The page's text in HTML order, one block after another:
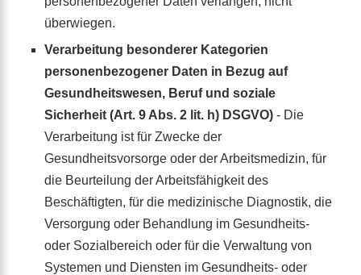
überwiegen.
Verarbeitung besonderer Kategorien
personenbezogener Daten in Bezug auf
Gesundheitswesen, Beruf und soziale
Sicherheit (Art. 9 Abs. 2 lit. h) DSGVO) - Die
Verarbeitung ist für Zwecke der
Gesundheitsvorsorge oder der Arbeitsmedizin, für
die Beurteilung der Arbeitsfähigkeit des
Beschäftigten, für die medizinische Diagnostik, die
Versorgung oder Behandlung im Gesundheits-
oder Sozialbereich oder für die Verwaltung von
Systemen und Diensten im Gesundheits- oder